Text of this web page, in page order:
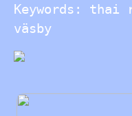
Keywords: thai
väsby